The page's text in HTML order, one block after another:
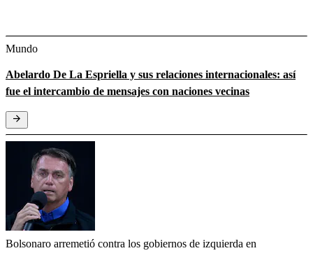
Mundo
Abelardo De La Espriella y sus relaciones internacionales: así
fue el intercambio de mensajes con naciones vecinas
Bolsonaro arremetió contra los gobiernos de izquierda en